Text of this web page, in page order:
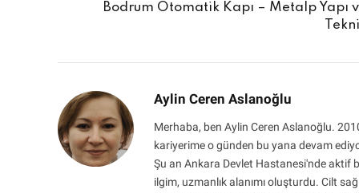
Bodrum Otomatik Kapı – Metalp Yapı
Aylin Ceren Aslanoğlu
Merhaba, ben Aylin Ceren Aslanoğlu.
kariyerime o günden bu yana devam
Şu an Ankara Devlet Hastanesi'nde aktif
ilgim, uzmanlık alanımı oluşturdu. Cilt